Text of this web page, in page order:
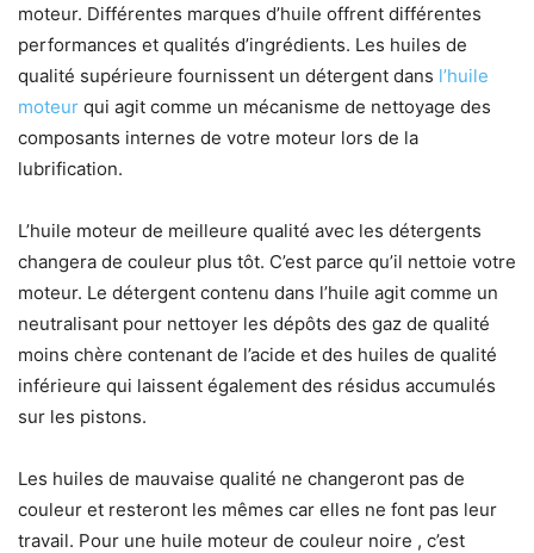
moteur. Différentes marques d’huile offrent différentes
performances et qualités d’ingrédients. Les huiles de
qualité supérieure fournissent un détergent dans l’huile
moteur qui agit comme un mécanisme de nettoyage des
composants internes de votre moteur lors de la
lubrification.
L’huile moteur de meilleure qualité avec les détergents
changera de couleur plus tôt. C’est parce qu’il nettoie votre
moteur. Le détergent contenu dans l’huile agit comme un
neutralisant pour nettoyer les dépôts des gaz de qualité
moins chère contenant de l’acide et des huiles de qualité
inférieure qui laissent également des résidus accumulés
sur les pistons.
Les huiles de mauvaise qualité ne changeront pas de
couleur et resteront les mêmes car elles ne font pas leur
travail. Pour une huile moteur de couleur noire , c’est